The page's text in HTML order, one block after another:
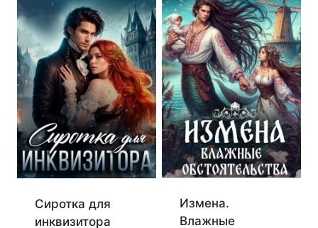
Сиротка для
инквизитора
Измена.
Влажные